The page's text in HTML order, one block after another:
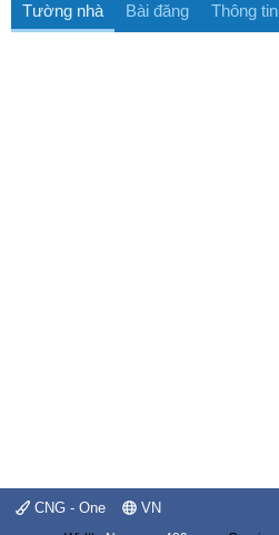
Tường nhà Bài đăng Thông tin
CNG - One VN